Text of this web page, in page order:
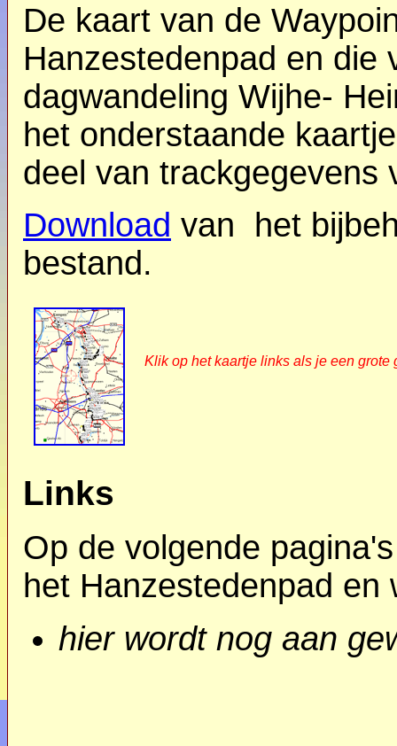
De kaart van de
Hanzestedenpad en die
dagwandeling Wijhe-
het onderstaande
deel van trackgegevens
Download van het
bestand.
Klik op het kaartje links als je een
Links
Op de volgende
het Hanzestedenpad
hier wordt nog aan